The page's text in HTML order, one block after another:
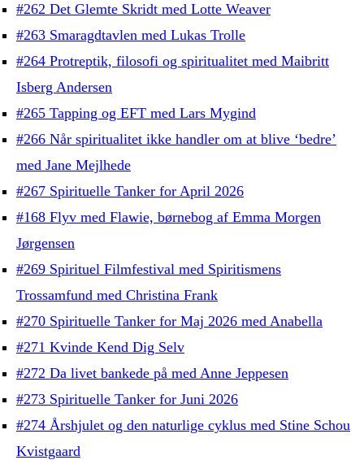
#262 Det Glemte Skridt med Lotte Weaver
#263 Smaragdtavlen med Lukas Trolle
#264 Protreptik, filosofi og spiritualitet med Maibritt
Isberg Andersen
#265 Tapping og EFT med Lars Mygind
#266 Når spiritualitet ikke handler om at blive ‘bedre’
med Jane Mejlhede
#267 Spirituelle Tanker for April 2026
#168 Flyv med Flawie, børnebog af Emma Morgen
Jørgensen
#269 Spirituel Filmfestival med Spiritismens
Trossamfund med Christina Frank
#270 Spirituelle Tanker for Maj 2026 med Anabella
#271 Kvinde Kend Dig Selv
#272 Da livet bankede på med Anne Jeppesen
#273 Spirituelle Tanker for Juni 2026
#274 Årshjulet og den naturlige cyklus med Stine Schou
Kvistgaard